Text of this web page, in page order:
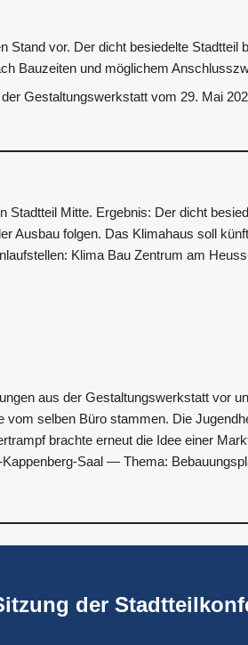
vor. Der dicht besiedelte Stadtteil
Bauzeiten und möglichem
Gestaltungswerkstatt vom 29. Mai
Mitte. Ergebnis: Der dicht
Ausbau folgen. Das Klimahaus soll
Klima Bau Zentrum am
aus der Gestaltungswerkstatt vor
selben Büro stammen. Die
brachte erneut die Idee einer
Saal — Thema:
der